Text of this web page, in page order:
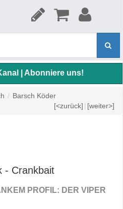
| Abonniere uns!
/ Barsch Köder
[<zurück] | [weiter>]
- Crankbait
PROFIL: DER VIPER